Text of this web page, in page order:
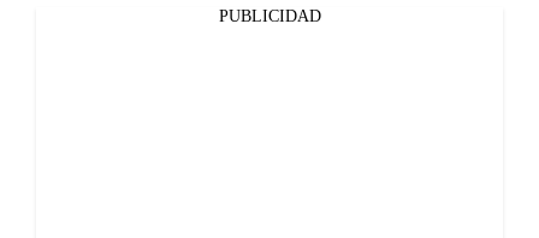
PUBLICIDAD